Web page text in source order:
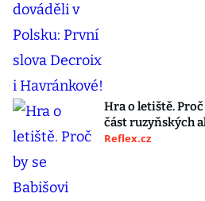
Hra o letiště.
část ruzyňských
Reflex.cz